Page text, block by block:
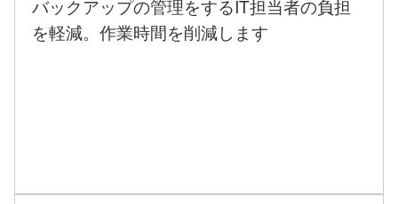
バックアップの管理をするIT担当者の負担
を軽減。作業時間を削減します